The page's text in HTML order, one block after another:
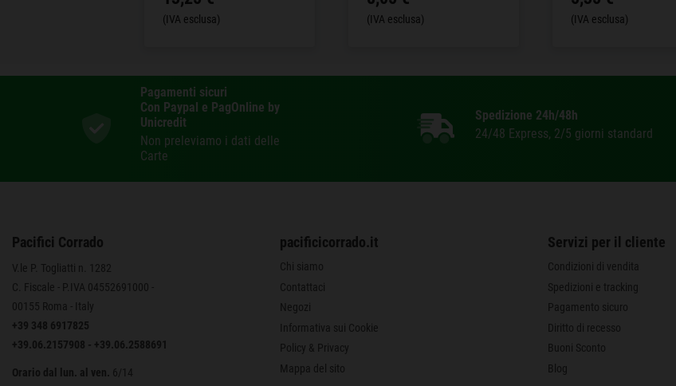
(IVA esclusa) (IVA esclusa) (IVA esclusa)
Pagamenti sicuri
Con Paypal e PagOnline by
Unicredit
Non preleviamo i dati delle
Carte
Spedizione 24h/48h
24/48 Express, 2/5 giorni standard
Pacifici Corrado
V.le P. Togliatti n. 1282
C. Fiscale - P.IVA 04552691000 -
00155 Roma - Italy
+39 348 6917825
+39.06.2157908 - +39.06.2588691
Orario dal lun. al ven. 6/14
pacificicorrado.it
Chi siamo
Contattaci
Negozi
Informativa sui Cookie
Policy & Privacy
Mappa del sito
Servizi per il cliente
Condizioni di vendita
Spedizioni e tracking
Pagamento sicuro
Diritto di recesso
Buoni Sconto
Blog